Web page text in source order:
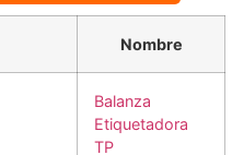
Nombre
Balanza
Etiquetadora
TP